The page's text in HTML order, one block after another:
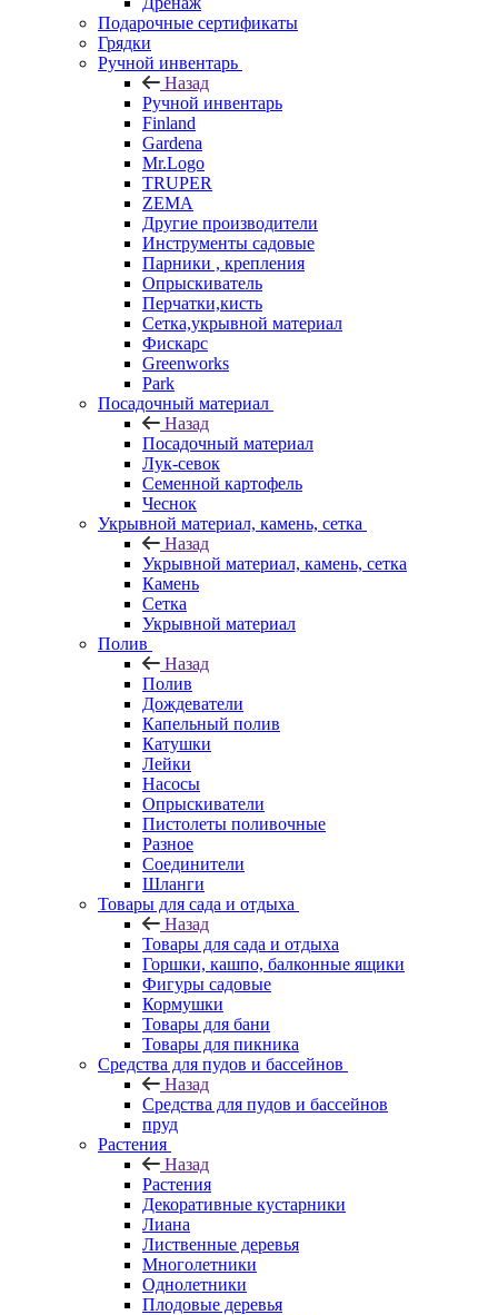
Подарочные сертификаты
Грядки
Ручной инвентарь
Назад
Ручной инвентарь
Finland
Gardena
Mr.Logo
TRUPER
ZEMA
Другие производители
Инструменты садовые
Парники , крепления
Опрыскиватель
Перчатки,кисть
Сетка,укрывной материал
Фискарс
Greenworks
Park
Посадочный материал
Назад
Посадочный материал
Лук-севок
Семенной картофель
Чеснок
Укрывной материал, камень, сетка
Назад
Укрывной материал, камень, сетка
Камень
Сетка
Укрывной материал
Полив
Назад
Полив
Дождеватели
Капельный полив
Катушки
Лейки
Насосы
Опрыскиватели
Пистолеты поливочные
Разное
Соединители
Шланги
Товары для сада и отдыха
Назад
Товары для сада и отдыха
Горшки, кашпо, балконные ящики
Фигуры садовые
Кормушки
Товары для бани
Товары для пикника
Средства для пудов и бассейнов
Назад
Средства для пудов и бассейнов
пруд
Растения
Назад
Растения
Декоративные кустарники
Лиана
Лиственные деревья
Многолетники
Однолетники
Плодовые деревья